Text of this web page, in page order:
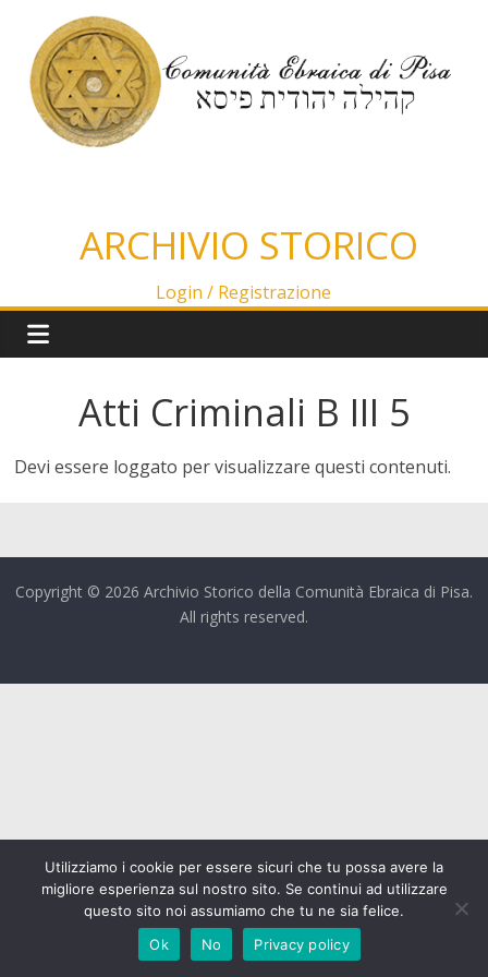
contenuto
ARCHIVIO STORICO
Login / Registrazione
Atti Criminali B III 5
Devi essere loggato per visualizzare questi contenuti.
Copyright © 2026 Archivio Storico della Comunità Ebraica di Pisa.
All rights reserved.
Utilizziamo i cookie per essere sicuri che tu possa avere la
migliore esperienza sul nostro sito. Se continui ad utilizzare
questo sito noi assumiamo che tu ne sia felice.
Ok
No Privacy policy